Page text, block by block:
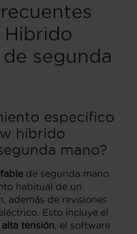
segunda
específico
híbrido
mano?
de segunda mano
habitual de un
además de revisiones
Esto incluye el
tensión , el software